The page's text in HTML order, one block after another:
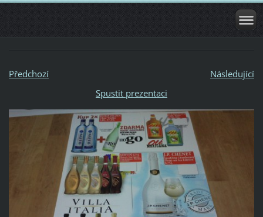
Předchozí
Následující
Spustit prezentaci